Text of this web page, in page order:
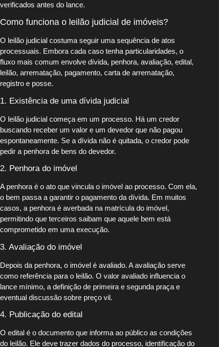
verificados antes do lance.
Como funciona o leilão judicial de imóveis?
O leilão judicial costuma seguir uma sequência de atos
processuais. Embora cada caso tenha particularidades, o
fluxo mais comum envolve dívida, penhora, avaliação, edital,
leilão, arrematação, pagamento, carta de arrematação,
registro e posse.
1. Existência de uma dívida judicial
O leilão judicial começa em um processo. Há um credor
buscando receber um valor e um devedor que não pagou
espontaneamente. Se a dívida não é quitada, o credor pode
pedir a penhora de bens do devedor.
2. Penhora do imóvel
A penhora é o ato que vincula o imóvel ao processo. Com ela,
o bem passa a garantir o pagamento da dívida. Em muitos
casos, a penhora é averbada na matrícula do imóvel,
permitindo que terceiros saibam que aquele bem está
comprometido em uma execução.
3. Avaliação do imóvel
Depois da penhora, o imóvel é avaliado. A avaliação serve
como referência para o leilão. O valor avaliado influencia o
lance mínimo, a definição de primeira e segunda praça e
eventual discussão sobre preço vil.
4. Publicação do edital
O edital é o documento que informa ao público as condições
do leilão. Ele deve trazer dados do processo, identificação do